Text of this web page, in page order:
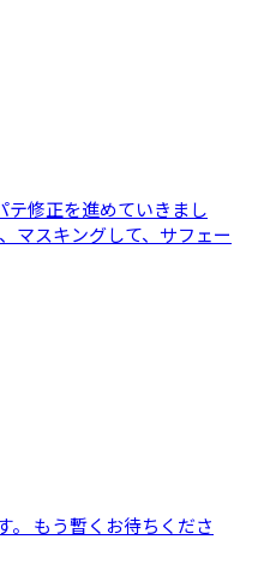
修正を進めていきまし
キングして、サフェー
。 もう暫くお待ちくださ